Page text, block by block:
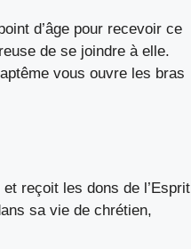
d’âge pour recevoir ce
de se joindre à elle.
vous ouvre les bras
reçoit les dons de l’Esprit
sa vie de chrétien,